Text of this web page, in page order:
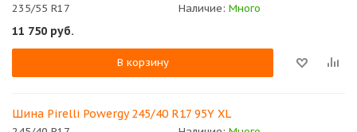
235/55 R17 Наличие: Много
11 750 руб.
В корзину
Шина Pirelli Powergy 245/40 R17 95Y XL